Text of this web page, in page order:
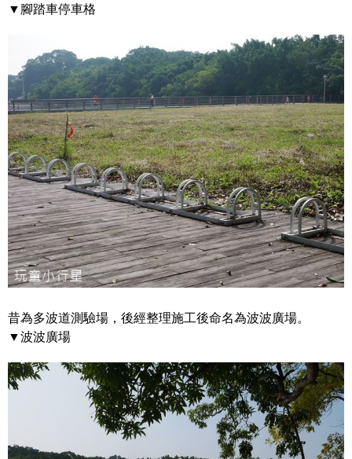
▼腳踏車停車格
昔為多波道測驗場，後經整理施工後命名為波波廣場。
▼波波廣場